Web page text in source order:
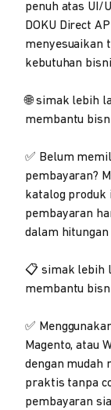
penuh atas UI/
DOKU Direct
menyesuaikan
kebutuhan
🌐 simak lebih
membantu
✅ Belum
pembayaran?
katalog produk
pembayaran
dalam hitungan
📋 simak lebih
membantu
✅
Magento, atau
dengan mudah
praktis tanpa
pembayaran